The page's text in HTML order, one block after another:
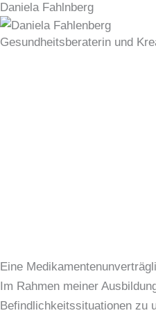
Zum
Inhalt
springen
Daniela Fahlnberg
Gesundheitsberaterin und
Eine
Im Rahmen meiner
Befindlichkeitssituationen zu